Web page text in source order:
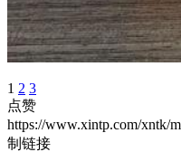
1 2 3
点赞
https://www.xintp.com/xntk/
制链接